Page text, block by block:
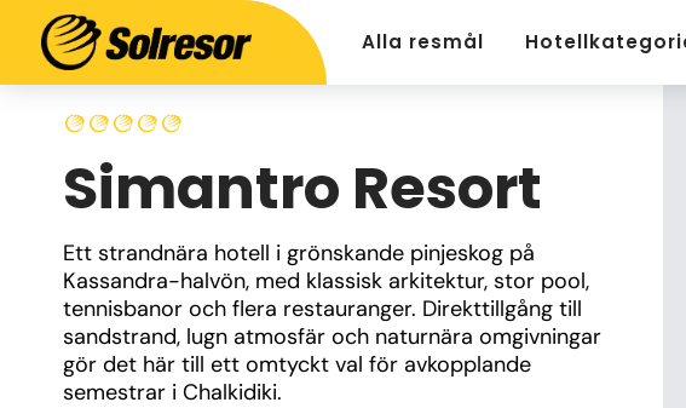
Alla resmål
Simantro Resort
Ett strandnära hotell i grönskande pinjeskog på
Kassandra-halvön, med klassisk arkitektur, stor pool,
tennisbanor och flera restauranger. Direkttillgång till
sandstrand, lugn atmosfär och naturnära omgivningar
gör det här till ett omtyckt val för avkopplande
semestrar i Chalkidiki.